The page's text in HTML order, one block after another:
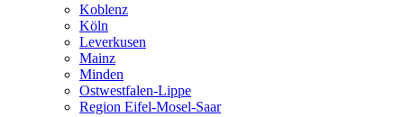
Koblenz
Köln
Leverkusen
Mainz
Minden
Ostwestfalen-Lippe
Region Eifel-Mosel-Saar